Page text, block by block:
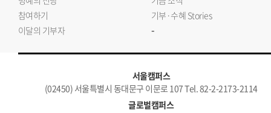
참여하기
기부·수혜 Stories
이달의 기부자
-
서울캠퍼스
(02450) 서울특별시 동대문구 이문로 107 Tel. 82-2-2173-2114
글로벌캠퍼스